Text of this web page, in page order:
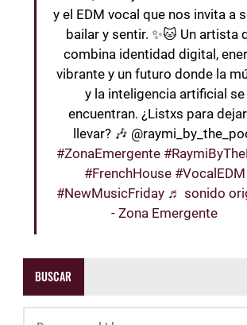
y el EDM vocal que nos invita a
bailar y sentir. ✨🐱 Un artista
combina identidad digital,
vibrante y un futuro donde la
y la inteligencia artificial se
encuentran. ¿Listxs para
llevar? 🎶
#ZonaEmergente
#FrenchHouse #VocalEDM
#NewMusicFriday ♬ sonido
- Zona Emergente
BUSCAR